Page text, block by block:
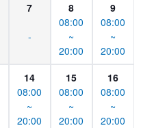
7
-
8
08:00
~
20:00
9
08:00
~
20:00
14
08:00
~
20:00
15
08:00
~
20:00
16
08:00
~
20:00